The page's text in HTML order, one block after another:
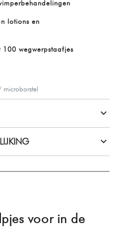
lotions en
wegwerpstaafjes
microborstel
voor in de